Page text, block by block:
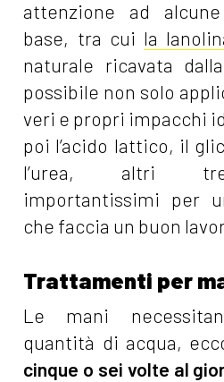
attenzione ad
base, tra cui la
naturale ricavata
possibile non solo
veri e propri impacchi
poi l’acido lattico, il
l’urea, altri
importantissimi per
che faccia un buon
Trattamenti per
Le mani
quantità di acqua,
cinque o sei volte al